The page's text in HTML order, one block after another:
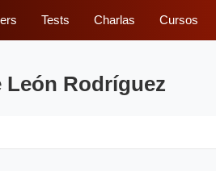
Tests Charlas Cursos
León Rodríguez